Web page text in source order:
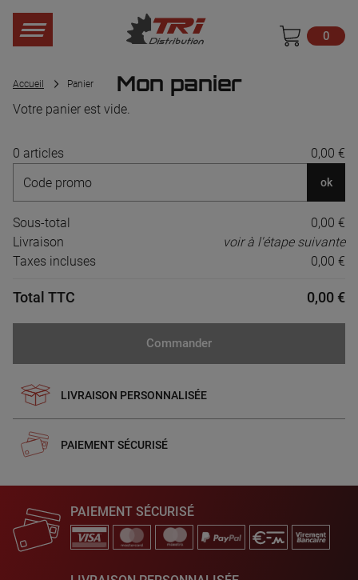
0
Accueil Panier Mon panier
Votre panier est vide.
0 articles 0,00 €
ok
Sous-total
0,00 €
Livraison
voir à l'étape suivante
Taxes incluses
0,00 €
Total TTC 0,00 €
Commander
LIVRAISON PERSONNALISÉE
PAIEMENT SÉCURISÉ
PAIEMENT SÉCURISÉ